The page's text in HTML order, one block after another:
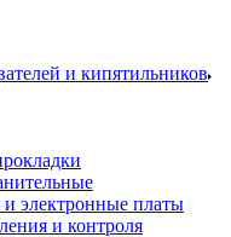
и кипятильников
электронные платы
и контроля